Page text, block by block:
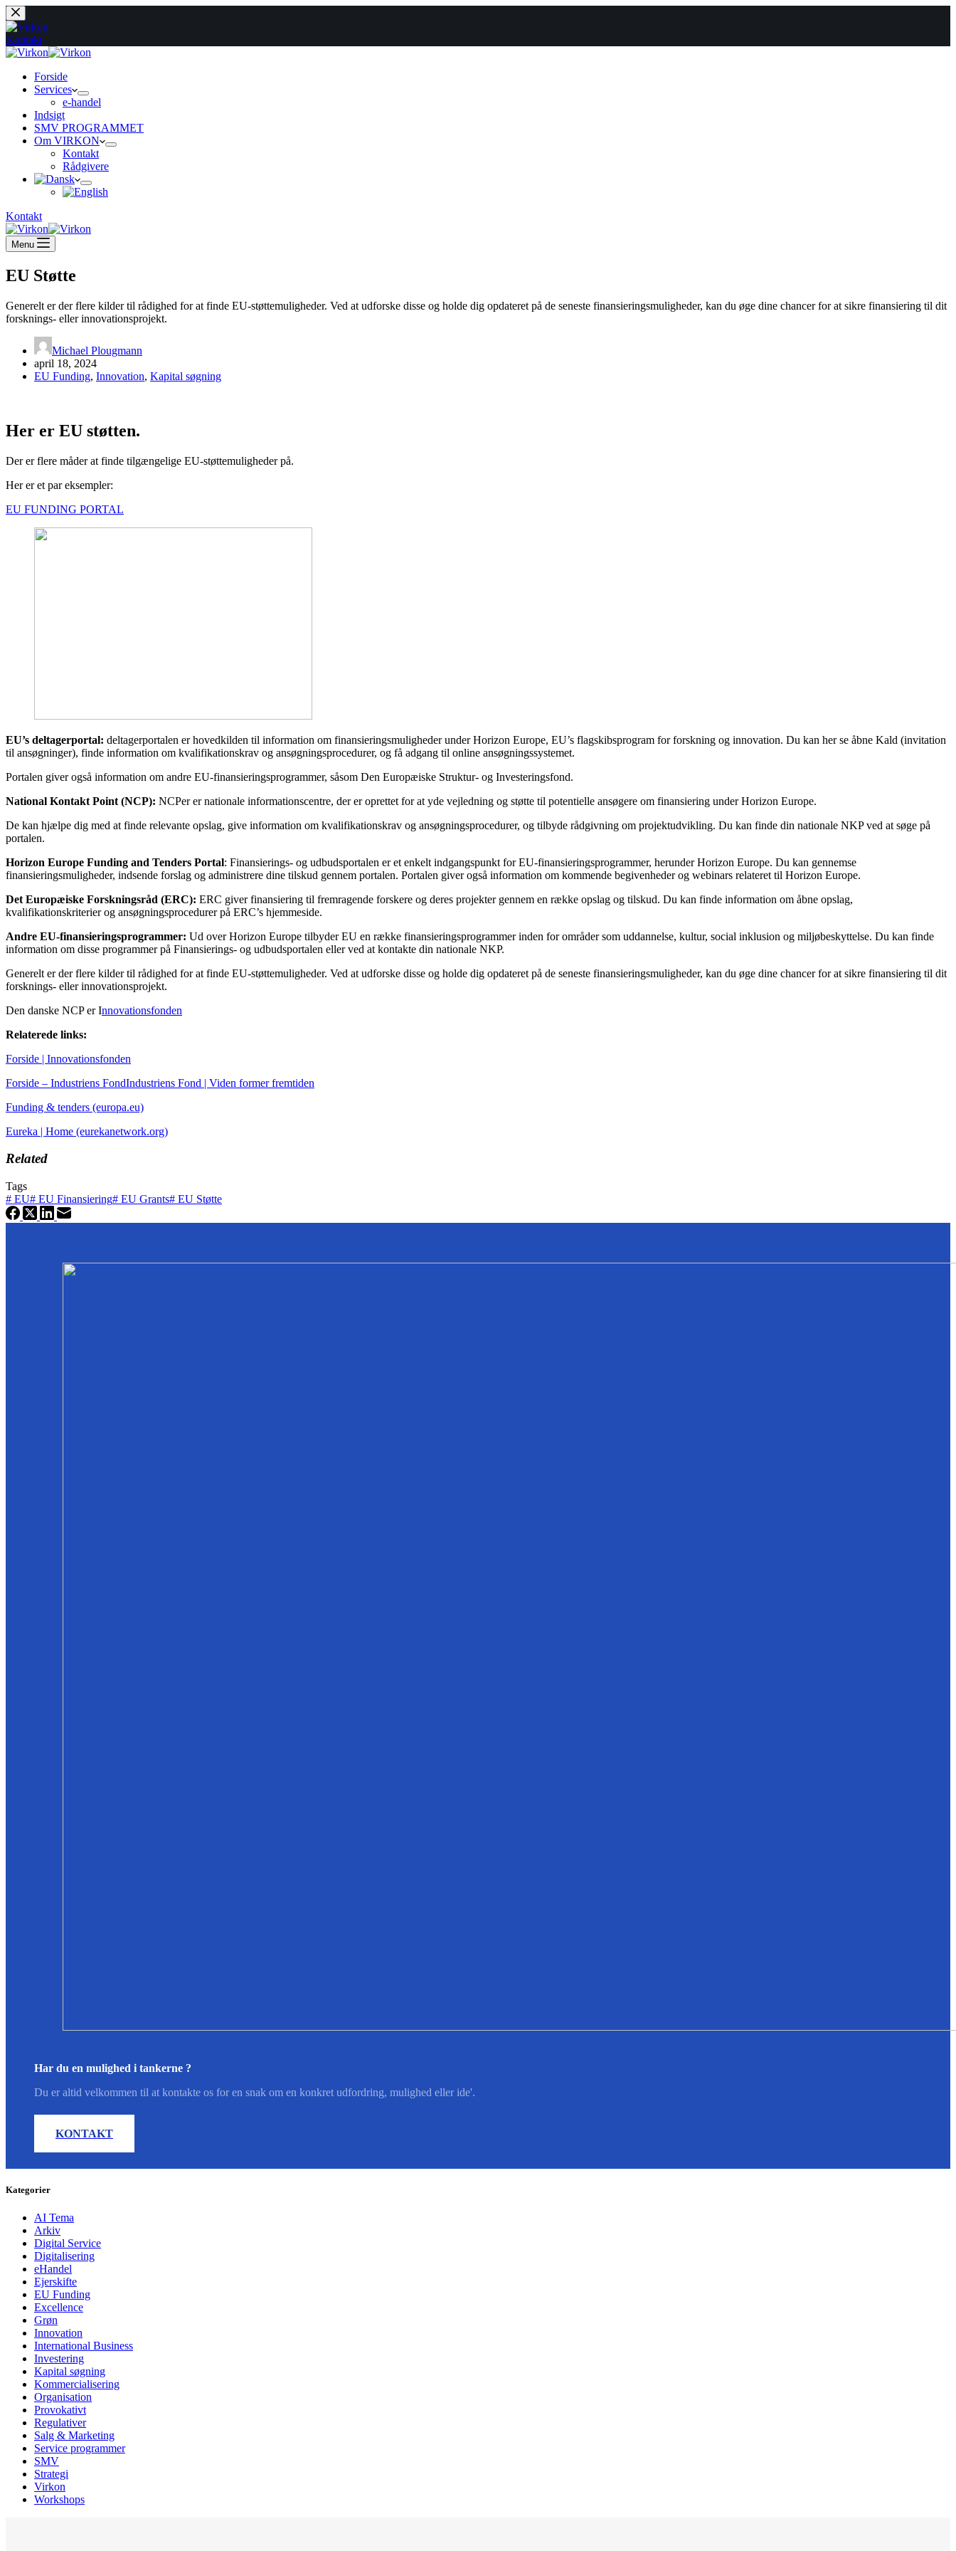
Fortsæt
til
indhold
Kontakt
Forside
Services
e-handel
Indsigt
SMV PROGRAMMET
Om VIRKON
Kontakt
Rådgivere
Kontakt
Menu
EU Støtte
Generelt er der flere kilder til rådighed for at finde EU-støttemuligheder. Ved at udforske disse og holde dig opdateret på de seneste finansieringsmuligheder, kan du øge dine chancer for at sikre finansiering til dit
forsknings- eller innovationsprojekt.
Michael Plougmann
april 18, 2024
EU Funding, Innovation, Kapital søgning
Her er EU støtten.
Der er flere måder at finde tilgængelige EU-støttemuligheder på.
Her er et par eksempler:
EU FUNDING PORTAL
EU’s deltagerportal: deltagerportalen er hovedkilden til information om finansieringsmuligheder under Horizon Europe, EU’s flagskibsprogram for forskning og innovation. Du kan her se åbne Kald (invitation
til ansøgninger), finde information om kvalifikationskrav og ansøgningsprocedurer, og få adgang til online ansøgningssystemet.
Portalen giver også information om andre EU-finansieringsprogrammer, såsom Den Europæiske Struktur- og Investeringsfond.
National Kontakt Point (NCP): NCPer er nationale informationscentre, der er oprettet for at yde vejledning og støtte til potentielle ansøgere om finansiering under Horizon Europe.
De kan hjælpe dig med at finde relevante opslag, give information om kvalifikationskrav og ansøgningsprocedurer, og tilbyde rådgivning om projektudvikling. Du kan finde din nationale NKP ved at søge på
portalen.
Horizon Europe Funding and Tenders Portal: Finansierings- og udbudsportalen er et enkelt indgangspunkt for EU-finansieringsprogrammer, herunder Horizon Europe. Du kan gennemse
finansieringsmuligheder, indsende forslag og administrere dine tilskud gennem portalen. Portalen giver også information om kommende begivenheder og webinars relateret til Horizon Europe.
Det Europæiske Forskningsråd (ERC): ERC giver finansiering til fremragende forskere og deres projekter gennem en række opslag og tilskud. Du kan finde information om åbne opslag,
kvalifikationskriterier og ansøgningsprocedurer på ERC’s hjemmeside.
Andre EU-finansieringsprogrammer: Ud over Horizon Europe tilbyder EU en række finansieringsprogrammer inden for områder som uddannelse, kultur, social inklusion og miljøbeskyttelse. Du kan finde
information om disse programmer på Finansierings- og udbudsportalen eller ved at kontakte din nationale NKP.
Generelt er der flere kilder til rådighed for at finde EU-støttemuligheder. Ved at udforske disse og holde dig opdateret på de seneste finansieringsmuligheder, kan du øge dine chancer for at sikre finansiering til dit
forsknings- eller innovationsprojekt.
Den danske NCP er Innovationsfonden
Relaterede links:
Forside | Innovationsfonden
Forside – Industriens FondIndustriens Fond | Viden former fremtiden
Funding & tenders (europa.eu)
Eureka | Home (eurekanetwork.org)
Related
Tags
# EU# EU Finansiering# EU Grants# EU Støtte
Har du en mulighed i tankerne ?
Du er altid velkommen til at kontakte os for en snak om en konkret udfordring, mulighed eller ide'.
KONTAKT
Kategorier
AI Tema
Arkiv
Digital Service
Digitalisering
eHandel
Ejerskifte
EU Funding
Excellence
Grøn
Innovation
International Business
Investering
Kapital søgning
Kommercialisering
Organisation
Provokativt
Regulativer
Salg & Marketing
Service programmer
SMV
Strategi
Virkon
Workshops